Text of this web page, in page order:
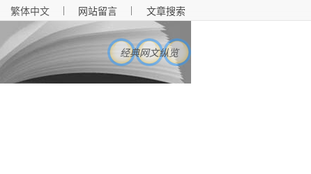
繁体中文 网站留言 文章搜索
经典网文纵览